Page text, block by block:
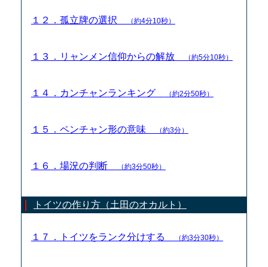
１２．孤立牌の選択 （約4分10秒）
１３．リャンメン信仰からの解放 （約5分10秒）
１４．カンチャンランキング （約2分50秒）
１５．ペンチャン形の意味 （約3分）
１６．場況の判断 （約3分50秒）
トイツの作り方（土田のオカルト）
１７．トイツをランク分けする （約3分30秒）